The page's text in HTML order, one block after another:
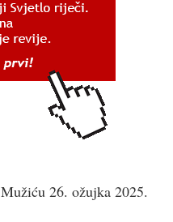
26. ožujka 2025.